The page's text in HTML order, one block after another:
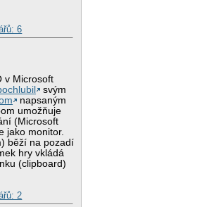
6
v Microsoft
svým
napsaným
umožňuje
(Microsoft
jako monitor.
běží na pozadí
hry vkládá
(clipboard)
2